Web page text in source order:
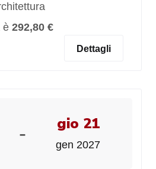
è 292,80 €
Dettagli
- gio 21
gen 2027